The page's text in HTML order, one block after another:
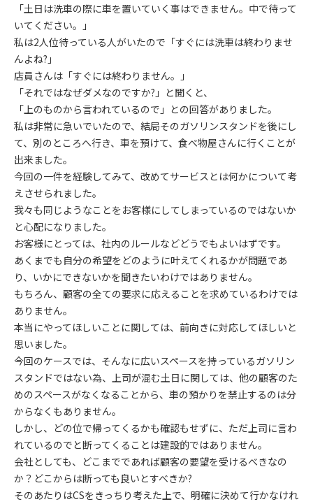
「土日は洗車の際に車を置いていく事はできません。中で待って
いてください。」
私は2人位待っている人がいたので「すぐには洗車は終わりませ
んよね?」
店員さんは「すぐには終わりません。」
「それではなぜダメなのですか?」と聞くと、
「上のものから言われているので」との回答がありました。
私は非常に急いでいたので、結局そのガソリンスタンドを後にし
て、別のところへ行き、車を預けて、食べ物屋さんに行くことが
出来ました。
今回の一件を経験してみて、改めてサービスとは何かについて考
えさせられました。
我々も同じようなことをお客様にしてしまっているのではないか
と心配になりました。
お客様にとっては、社内のルールなどどうでもよいはずです。
あくまでも自分の希望をどのように叶えてくれるかが問題であ
り、いかにできないかを聞きたいわけではありません。
もちろん、顧客の全ての要求に応えることを求めているわけでは
ありません。
本当にやってほしいことに関しては、前向きに対応してほしいと
思いました。
今回のケースでは、そんなに広いスペースを持っているガソリン
スタンドではない為、上司が混む土日に関しては、他の顧客のた
めのスペースがなくなることから、車の預かりを禁止するのは分
からなくもありません。
しかし、どの位で帰ってくるかも確認もせずに、ただ上司に言わ
れているのでと断ってくることは建設的ではありません。
会社としても、どこまでであれば顧客の要望を受けるべきなの
か？どこからは断っても良いとすべきか?
そのあたりはCSをきっちり考えた上で、明確に決めて行かなけれ